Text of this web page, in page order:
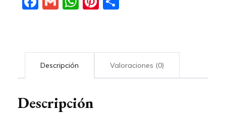
Descripción Valoraciones (0)
Descripción